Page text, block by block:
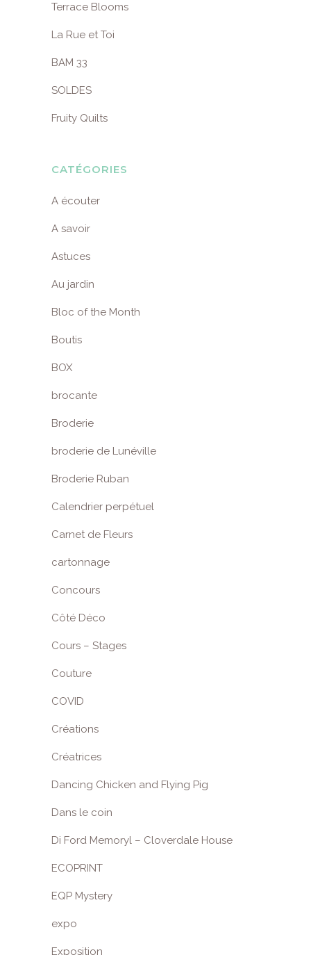
Terrace Blooms
La Rue et Toi
BAM 33
SOLDES
Fruity Quilts
CATÉGORIES
A écouter
A savoir
Astuces
Au jardin
Bloc of the Month
Boutis
BOX
brocante
Broderie
broderie de Lunéville
Broderie Ruban
Calendrier perpétuel
Carnet de Fleurs
cartonnage
Concours
Côté Déco
Cours – Stages
Couture
COVID
Créations
Créatrices
Dancing Chicken and Flying Pig
Dans le coin
Di Ford Memoryl – Cloverdale House
ECOPRINT
EQP Mystery
expo
Exposition